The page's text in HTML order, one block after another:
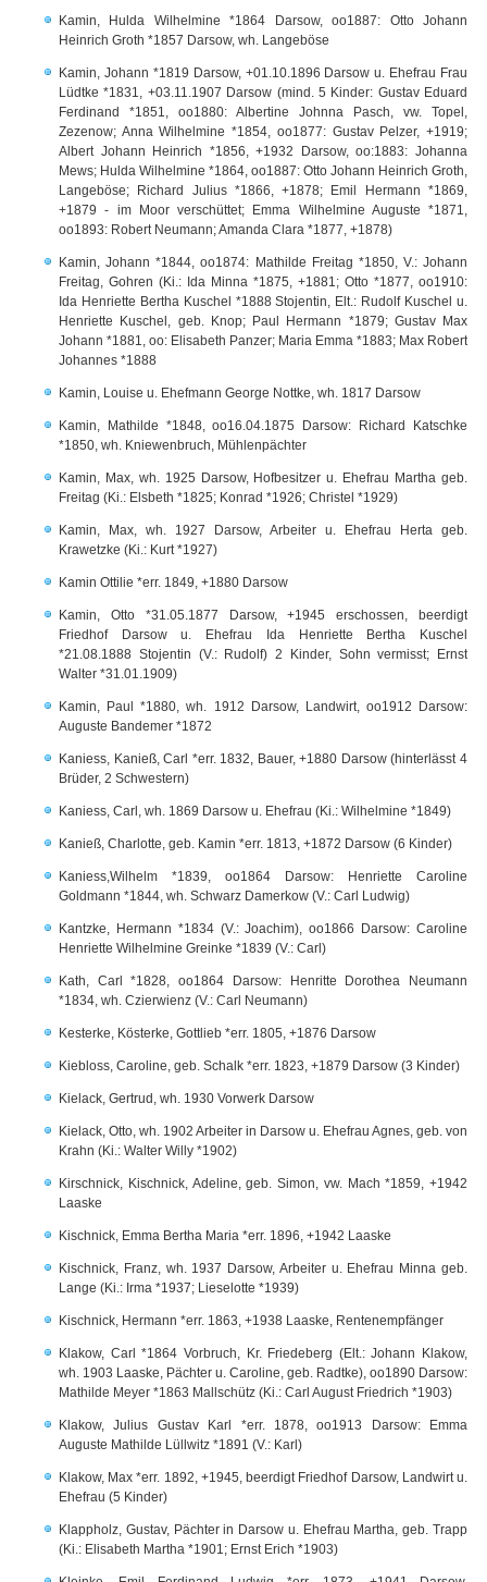
Kamin, Hulda Wilhelmine *1864 Darsow, oo1887: Otto Johann
Heinrich Groth *1857 Darsow, wh. Langeböse
Kamin, Johann *1819 Darsow, +01.10.1896 Darsow u. Ehefrau Frau
Lüdtke *1831, +03.11.1907 Darsow (mind. 5 Kinder: Gustav Eduard
Ferdinand *1851, oo1880: Albertine Johnna Pasch, vw. Topel,
Zezenow; Anna Wilhelmine *1854, oo1877: Gustav Pelzer, +1919;
Albert Johann Heinrich *1856, +1932 Darsow, oo:1883: Johanna
Mews; Hulda Wilhelmine *1864, oo1887: Otto Johann Heinrich Groth,
Langeböse; Richard Julius *1866, +1878; Emil Hermann *1869,
+1879 - im Moor verschüttet; Emma Wilhelmine Auguste *1871,
oo1893: Robert Neumann; Amanda Clara *1877, +1878)
Kamin, Johann *1844, oo1874: Mathilde Freitag *1850, V.: Johann
Freitag, Gohren (Ki.: Ida Minna *1875, +1881; Otto *1877, oo1910:
Ida Henriette Bertha Kuschel *1888 Stojentin, Elt.: Rudolf Kuschel u.
Henriette Kuschel, geb. Knop; Paul Hermann *1879; Gustav Max
Johann *1881, oo: Elisabeth Panzer; Maria Emma *1883; Max Robert
Johannes *1888
Kamin, Louise u. Ehefmann George Nottke, wh. 1817 Darsow
Kamin, Mathilde *1848, oo16.04.1875 Darsow: Richard Katschke
*1850, wh. Kniewenbruch, Mühlenpächter
Kamin, Max, wh. 1925 Darsow, Hofbesitzer u. Ehefrau Martha geb.
Freitag (Ki.: Elsbeth *1825; Konrad *1926; Christel *1929)
Kamin, Max, wh. 1927 Darsow, Arbeiter u. Ehefrau Herta geb.
Krawetzke (Ki.: Kurt *1927)
Kamin Ottilie *err. 1849, +1880 Darsow
Kamin, Otto *31.05.1877 Darsow, +1945 erschossen, beerdigt
Friedhof Darsow u. Ehefrau Ida Henriette Bertha Kuschel
*21.08.1888 Stojentin (V.: Rudolf) 2 Kinder, Sohn vermisst; Ernst
Walter *31.01.1909)
Kamin, Paul *1880, wh. 1912 Darsow, Landwirt, oo1912 Darsow:
Auguste Bandemer *1872
Kaniess, Kanieß, Carl *err. 1832, Bauer, +1880 Darsow (hinterlässt 4
Brüder, 2 Schwestern)
Kaniess, Carl, wh. 1869 Darsow u. Ehefrau (Ki.: Wilhelmine *1849)
Kanieß, Charlotte, geb. Kamin *err. 1813, +1872 Darsow (6 Kinder)
Kaniess,Wilhelm *1839, oo1864 Darsow: Henriette Caroline
Goldmann *1844, wh. Schwarz Damerkow (V.: Carl Ludwig)
Kantzke, Hermann *1834 (V.: Joachim), oo1866 Darsow: Caroline
Henriette Wilhelmine Greinke *1839 (V.: Carl)
Kath, Carl *1828, oo1864 Darsow: Henritte Dorothea Neumann
*1834, wh. Czierwienz (V.: Carl Neumann)
Kesterke, Kösterke, Gottlieb *err. 1805, +1876 Darsow
Kiebloss, Caroline, geb. Schalk *err. 1823, +1879 Darsow (3 Kinder)
Kielack, Gertrud, wh. 1930 Vorwerk Darsow
Kielack, Otto, wh. 1902 Arbeiter in Darsow u. Ehefrau Agnes, geb. von
Krahn (Ki.: Walter Willy *1902)
Kirschnick, Kischnick, Adeline, geb. Simon, vw. Mach *1859, +1942
Laaske
Kischnick, Emma Bertha Maria *err. 1896, +1942 Laaske
Kischnick, Franz, wh. 1937 Darsow, Arbeiter u. Ehefrau Minna geb.
Lange (Ki.: Irma *1937; Lieselotte *1939)
Kischnick, Hermann *err. 1863, +1938 Laaske, Rentenempfänger
Klakow, Carl *1864 Vorbruch, Kr. Friedeberg (Elt.: Johann Klakow,
wh. 1903 Laaske, Pächter u. Caroline, geb. Radtke), oo1890 Darsow:
Mathilde Meyer *1863 Mallschütz (Ki.: Carl August Friedrich *1903)
Klakow, Julius Gustav Karl *err. 1878, oo1913 Darsow: Emma
Auguste Mathilde Lüllwitz *1891 (V.: Karl)
Klakow, Max *err. 1892, +1945, beerdigt Friedhof Darsow, Landwirt u.
Ehefrau (5 Kinder)
Klappholz, Gustav, Pächter in Darsow u. Ehefrau Martha, geb. Trapp
(Ki.: Elisabeth Martha *1901; Ernst Erich *1903)